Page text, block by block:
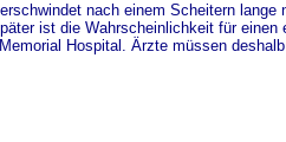
nach einem Scheitern
ist die Wahrscheinlichkeit für einen
Hospital. Ärzte müssen